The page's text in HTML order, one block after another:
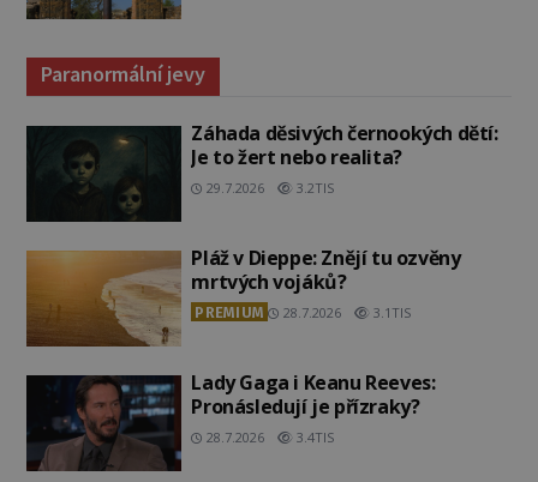
Paranormální jevy
Záhada děsivých černookých dětí:
Je to žert nebo realita?
29.7.2026 3.2TIS
Pláž v Dieppe: Znějí tu ozvěny
mrtvých vojáků?
PREMIUM 28.7.2026 3.1TIS
Lady Gaga i Keanu Reeves:
Pronásledují je přízraky?
28.7.2026 3.4TIS